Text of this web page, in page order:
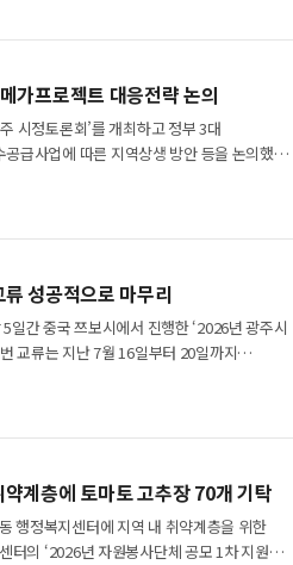
가프로젝트 대응전략 논의
시정토론회’를 개최하고 정부 3대
급사업에 따른 지역상생 방안 등을 논의했다.
규
성공적으로 마무리
간 중국 쯔보시에서 진행한 ‘2026년 광주시
교류는 지난 7월 16일부터 20일까지
계층에 토마토 고추장 70개 기탁
행정복지센터에 지역 내 취약계층을 위한
터의 ‘2026년 자원봉사단체 공모 1차 지원